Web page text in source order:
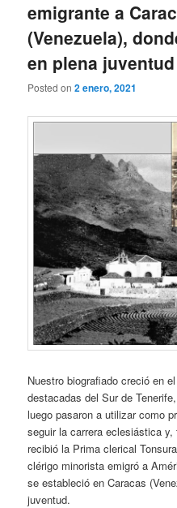
emigrante a
(Venezuela),
en plena juventud
Posted on2 enero, 2021
Nuestro biografiado creció en
destacadas del Sur de
luego pasaron a utilizar como
seguir la carrera eclesiástica
recibió la Prima clerical
clérigo minorista emigró a
se estableció en Caracas
juventud.